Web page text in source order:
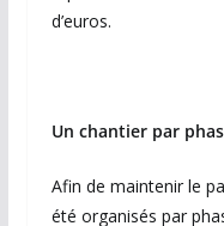
d’euros.
Un chantier par
Afin de maintenir le
été organisés par